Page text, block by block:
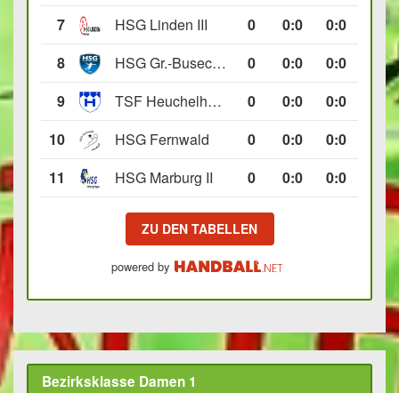
7 HSG Linden III 0 0:0
0:0
8
HSG Gr.-Buseck/Beuern II 0 0:0
0:0
9
TSF Heuchelheim II 0 0:0
0:0
10
HSG Fernwald 0 0:0
0:0
11
HSG Marburg II 0 0:0 0:0
ZU DEN TABELLEN
powered by
Bezirksklasse Damen 1